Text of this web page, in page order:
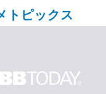
トピックス